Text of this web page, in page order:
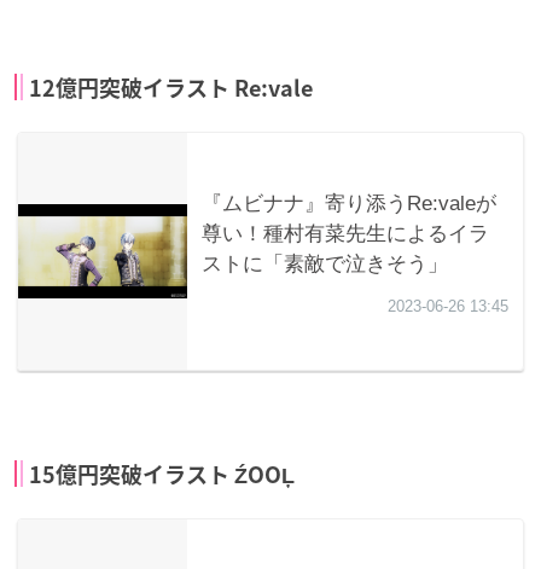
12億円突破イラスト Re:vale
15億円突破イラスト ŹOOĻ